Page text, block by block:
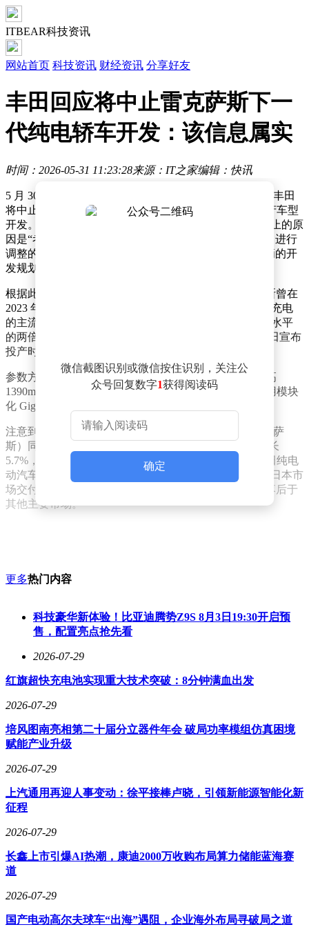
ITBEAR科技资讯
网站首页 科技资讯 财经资讯 分享好友
丰田回应将中止雷克萨斯下一
代纯电轿车开发：该信息属实
时间：2026-05-31 11:23:28来源：IT之家编辑：快讯
5 月 30 日消息，据第一财经今日报道，近日有消息称，丰田
将中止高档车品牌“雷克萨斯”纯电动轿车“LF-ZC”的量产车型
开发。丰田方面回应称，该信息属实，本次车型开发中止的原
因是“考虑到市场需求的变化，对公司整体车辆开发项目进行
调整的一部分”。丰田还强调，公司只是调整了部分车辆的开
发规划，并不代表放弃 BEV（纯电动汽车）。
根据此前规划，该车原计划 2027 年年中发布。雷克萨斯曾在
2023 年 10 月展示 LF-ZC 原型车。当时，纯电车型单次充电
的主流水平约为 500 公里，LF-ZC 的目标续航约为这一水平
的两倍。LF-ZC 最初计划于 2026 年推出，2024 年，丰田宣布
投产时间推迟至 2027 年年中。
参数方面，LF-ZC 概念车总长 4750mm、宽 1880mm、高
1390mm，轴距则为 2890mm。而在制造上 LF-ZC 将采用模块
化 Gigacasting 一体化压铸。
注意到，2025 年，丰田全球销量（含大发、日野、雷克萨
斯）同比增长 4.6%，达到 1130 万辆；全年产量同比增长
5.7%，达到 1120 万辆。比起传统车型的高歌猛进，丰田纯电
动汽车占比非常少，丰田 2025 年销量略低于 20 万辆，日本市
场交付仅 4227 辆，纯电车型在日本的普及程度仍明显落后于
其他主要市场。
微信截图识别或微信按住识别，关注公
众号回复数字1获得阅读码
确定
更多热门内容
科技豪华新体验！比亚迪腾势Z9S 8月3日19:30开启预
售，配置亮点抢先看
2026-07-29
红旗超快充电池实现重大技术突破：8分钟满血出发
2026-07-29
培风图南亮相第二十届分立器件年会 破局功率模组仿真困境
赋能产业升级
2026-07-29
上汽通用再迎人事变动：徐平接棒卢晓，引领新能源智能化新
征程
2026-07-29
长鑫上市引爆AI热潮，康迪2000万收购布局算力储能蓝海赛
道
2026-07-29
国产电动高尔夫球车“出海”遇阻，企业海外布局寻破局之道